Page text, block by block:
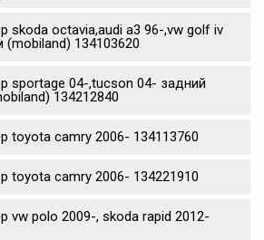
skoda octavia,audi a3 96-,vw golf iv
(mobiland) 134103620
sportage 04-,tucson 04- задний
134212840
toyota camry 2006- 134113760
toyota camry 2006- 134221910
vw polo 2009-, skoda rapid 2012-